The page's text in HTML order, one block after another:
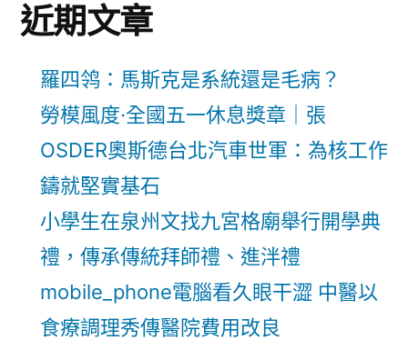
近期文章
羅四鸰：馬斯克是系統還是毛病？
勞模風度·全國五一休息獎章｜張
OSDER奧斯德台北汽車世軍：為核工作
鑄就堅實基石
小學生在泉州文找九宮格廟舉行開學典
禮，傳承傳統拜師禮、進泮禮
mobile_phone電腦看久眼干澀 中醫以
食療調理秀傳醫院費用改良